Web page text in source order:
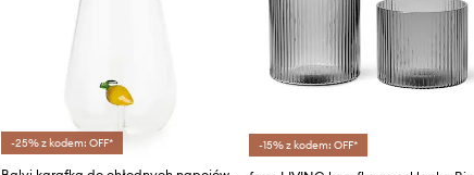
-25% z kodem: OFF* -15% z kodem: OFF*